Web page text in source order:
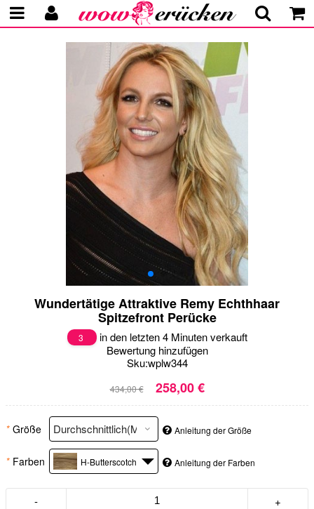
Wundertätige Attraktive Remy Echthhaar
Spitzefront Perücke
3
in den letzten 4 Minuten verkauft
Bewertung hinzufügen
Sku:wplw344
434,00 € 258,00 €
* Größe Anleitung der Größe
* Farben H-Butterscotch Anleitung der Farben
- +